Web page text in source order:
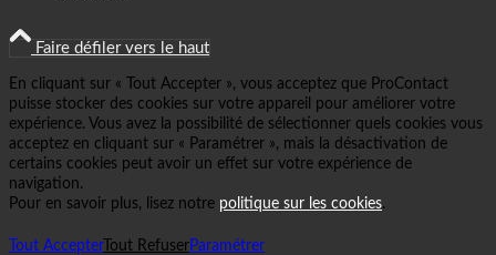
Faire défiler vers le haut
En cliquant sur « Tout Accepter », vous acceptez que ProContact
puisse stocker des cookies sur votre appareil pour améliorer votre
expérience. Vous avez la possibilité de sélectionner quels cookies vous
acceptez en cliquant sur « Paramétrer », mais la désactivation de
certains cookies peut avoir un effet sur votre expérience de
navigation.
Pour en savoir plus, lisez notre politique sur les cookies.
Tout AccepterTout RefuserParamétrer